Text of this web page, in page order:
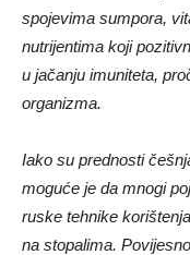
spojevima sumpora,
nutrijentima koji
u jačanju imuniteta,
organizma.
Iako su prednosti
moguće je da mnogi
ruske tehnike
na stopalima.